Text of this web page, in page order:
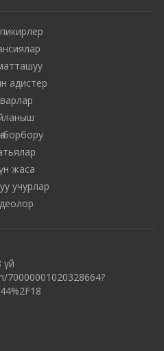
адистер
борбору
жаса
учурлар
үй
70000001020328664?